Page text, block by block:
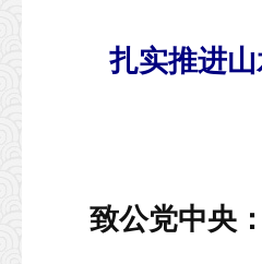
扎实推进
致公党中央：